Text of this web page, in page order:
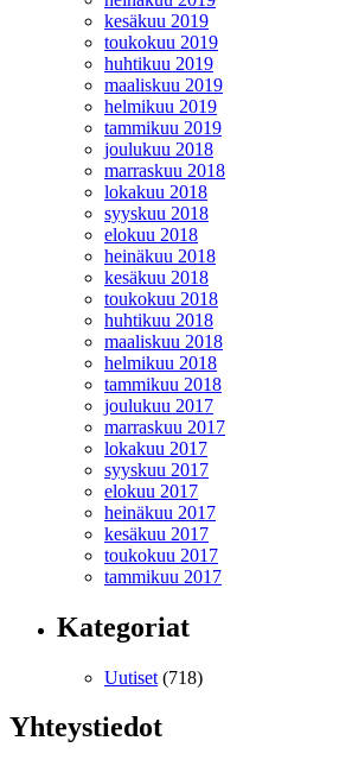
kesäkuu 2019
toukokuu 2019
huhtikuu 2019
maaliskuu 2019
helmikuu 2019
tammikuu 2019
joulukuu 2018
marraskuu 2018
lokakuu 2018
syyskuu 2018
elokuu 2018
heinäkuu 2018
kesäkuu 2018
toukokuu 2018
huhtikuu 2018
maaliskuu 2018
helmikuu 2018
tammikuu 2018
joulukuu 2017
marraskuu 2017
lokakuu 2017
syyskuu 2017
elokuu 2017
heinäkuu 2017
kesäkuu 2017
toukokuu 2017
tammikuu 2017
Kategoriat
Uutiset (718)
Yhteystiedot